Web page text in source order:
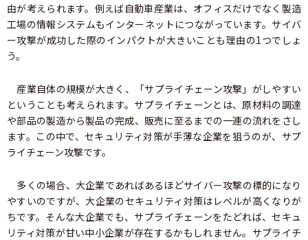
由が考えられます。例えば自動車産業は、オフィスだけでなく製造
工場の情報システムもインターネットにつながっています。サイバ
ー攻撃が成功した際のインパクトが大きいことも理由の1つでしょ
う。
産業自体の規模が大きく、「サプライチェーン攻撃」がしやすい
ということも考えられます。サプライチェーンとは、原材料の調達
や部品の製造から製品の完成、販売に至るまでの一連の流れをさし
ます。この中で、セキュリティ対策が手薄な企業を狙うのが、サプ
ライチェーン攻撃です。
多くの場合、大企業であればあるほどサイバー攻撃の標的になり
やすいのですが、大企業のセキュリティ対策はレベルが高くなりが
ちです。そんな大企業でも、サプライチェーンをたどれば、セキュ
リティ対策が甘い中小企業が存在するかもしれません。サプライチ